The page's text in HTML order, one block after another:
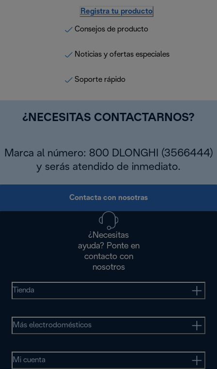
Registra tu producto
Consejos de producto
Noticias y ofertas especiales
Soporte rápido
¿NECESITAS CONTACTARNOS?
Marca al número: 800 DLONGHI (3566444)
y serás atendido de inmediato.
Contacta con nosotras
¿Necesitas
ayuda? Ponte en
contacto con
nosotros
Tienda
Más electrodomésticos
Mi cuenta